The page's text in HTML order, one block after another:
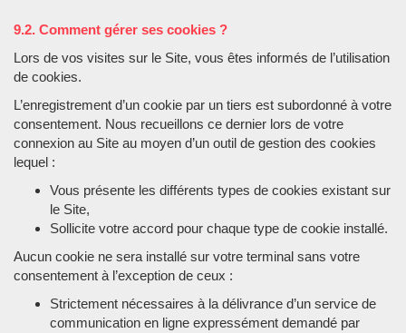
9.2. Comment gérer ses cookies ?
Lors de vos visites sur le Site, vous êtes informés de l’utilisation
de cookies.
L’enregistrement d’un cookie par un tiers est subordonné à votre
consentement. Nous recueillons ce dernier lors de votre
connexion au Site au moyen d’un outil de gestion des cookies
lequel :
Vous présente les différents types de cookies existant sur
le Site,
Sollicite votre accord pour chaque type de cookie installé.
Aucun cookie ne sera installé sur votre terminal sans votre
consentement à l’exception de ceux :
Strictement nécessaires à la délivrance d’un service de
communication en ligne expressément demandé par